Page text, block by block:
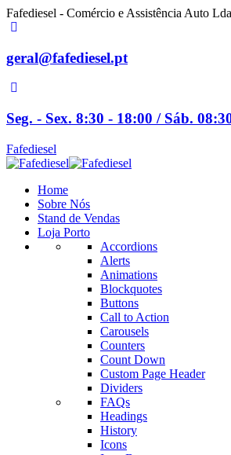
Fafediesel - Comércio e Assistência Auto Lda
geral@fafediesel.pt
Seg. - Sex. 8:30 - 18:00 / Sáb.
Fafediesel
Home
Sobre Nós
Stand de Vendas
Loja Porto
Accordions
Alerts
Animations
Blockquotes
Buttons
Call to Action
Carousels
Counters
Count Down
Custom Page Header
Dividers
FAQs
Headings
History
Icons